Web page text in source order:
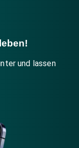
und lassen